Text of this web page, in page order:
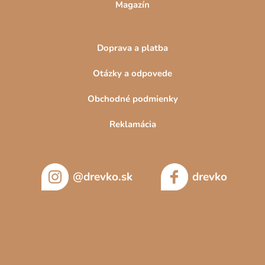
Magazín
Doprava a platba
Otázky a odpovede
Obchodné podmienky
Reklamácia
@drevko.sk drevko